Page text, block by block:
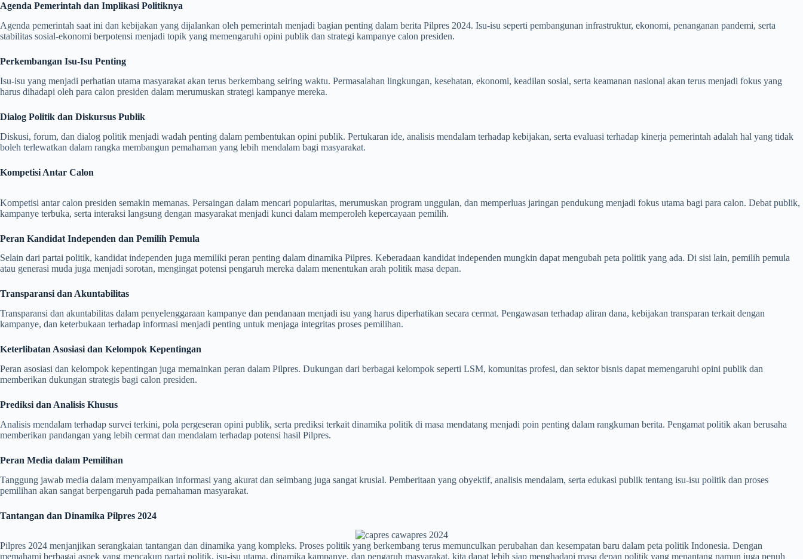
Agenda Pemerintah dan Implikasi Politiknya
Agenda pemerintah saat ini dan kebijakan yang dijalankan oleh pemerintah menjadi bagian penting dalam berita Pilpres 2024. Isu-isu seperti pembangunan infrastruktur, ekonomi, penanganan pandemi, serta
stabilitas sosial-ekonomi berpotensi menjadi topik yang memengaruhi opini publik dan strategi kampanye calon presiden.
Perkembangan Isu-Isu Penting
Isu-isu yang menjadi perhatian utama masyarakat akan terus berkembang seiring waktu. Permasalahan lingkungan, kesehatan, ekonomi, keadilan sosial, serta keamanan nasional akan terus menjadi fokus yang
harus dihadapi oleh para calon presiden dalam merumuskan strategi kampanye mereka.
Dialog Politik dan Diskursus Publik
Diskusi, forum, dan dialog politik menjadi wadah penting dalam pembentukan opini publik. Pertukaran ide, analisis mendalam terhadap kebijakan, serta evaluasi terhadap kinerja pemerintah adalah hal yang tidak
boleh terlewatkan dalam rangka membangun pemahaman yang lebih mendalam bagi masyarakat.
Kompetisi Antar Calon
Kompetisi antar calon presiden semakin memanas. Persaingan dalam mencari popularitas, merumuskan program unggulan, dan memperluas jaringan pendukung menjadi fokus utama bagi para calon. Debat publik,
kampanye terbuka, serta interaksi langsung dengan masyarakat menjadi kunci dalam memperoleh kepercayaan pemilih.
Peran Kandidat Independen dan Pemilih Pemula
Selain dari partai politik, kandidat independen juga memiliki peran penting dalam dinamika Pilpres. Keberadaan kandidat independen mungkin dapat mengubah peta politik yang ada. Di sisi lain, pemilih pemula
atau generasi muda juga menjadi sorotan, mengingat potensi pengaruh mereka dalam menentukan arah politik masa depan.
Transparansi dan Akuntabilitas
Transparansi dan akuntabilitas dalam penyelenggaraan kampanye dan pendanaan menjadi isu yang harus diperhatikan secara cermat. Pengawasan terhadap aliran dana, kebijakan transparan terkait dengan
kampanye, dan keterbukaan terhadap informasi menjadi penting untuk menjaga integritas proses pemilihan.
Keterlibatan Asosiasi dan Kelompok Kepentingan
Peran asosiasi dan kelompok kepentingan juga memainkan peran dalam Pilpres. Dukungan dari berbagai kelompok seperti LSM, komunitas profesi, dan sektor bisnis dapat memengaruhi opini publik dan
memberikan dukungan strategis bagi calon presiden.
Prediksi dan Analisis Khusus
Analisis mendalam terhadap survei terkini, pola pergeseran opini publik, serta prediksi terkait dinamika politik di masa mendatang menjadi poin penting dalam rangkuman berita. Pengamat politik akan berusaha
memberikan pandangan yang lebih cermat dan mendalam terhadap potensi hasil Pilpres.
Peran Media dalam Pemilihan
Tanggung jawab media dalam menyampaikan informasi yang akurat dan seimbang juga sangat krusial. Pemberitaan yang obyektif, analisis mendalam, serta edukasi publik tentang isu-isu politik dan proses
pemilihan akan sangat berpengaruh pada pemahaman masyarakat.
Tantangan dan Dinamika Pilpres 2024
Pilpres 2024 menjanjikan serangkaian tantangan dan dinamika yang kompleks. Proses politik yang berkembang terus memunculkan perubahan dan kesempatan baru dalam peta politik Indonesia. Dengan
memahami berbagai aspek yang mencakup partai politik, isu-isu utama, dinamika kampanye, dan pengaruh masyarakat, kita dapat lebih siap menghadapi masa depan politik yang menantang namun juga penuh